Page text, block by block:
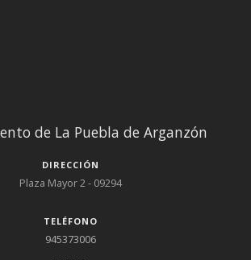
de La Puebla de Arganzón
DIRECCIÓN
Plaza Mayor 2 - 09294
TELÉFONO
945373006